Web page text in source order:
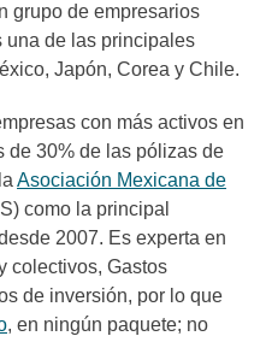
grupo de empresarios
una de las principales
Japón, Corea y Chile.
con más activos en
de 30% de las pólizas de
Asociación Mexicana de
como la principal
2007. Es experta en
colectivos, Gastos
de inversión, por lo que
, en ningún paquete; no